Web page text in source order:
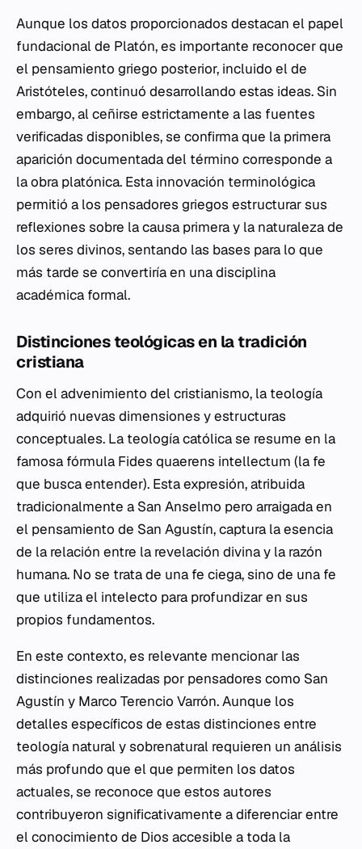
Aunque los datos proporcionados destacan el papel
fundacional de Platón, es importante reconocer que
el pensamiento griego posterior, incluido el de
Aristóteles, continuó desarrollando estas ideas. Sin
embargo, al ceñirse estrictamente a las fuentes
verificadas disponibles, se confirma que la primera
aparición documentada del término corresponde a
la obra platónica. Esta innovación terminológica
permitió a los pensadores griegos estructurar sus
reflexiones sobre la causa primera y la naturaleza de
los seres divinos, sentando las bases para lo que
más tarde se convertiría en una disciplina
académica formal.
Distinciones teológicas en la tradición
cristiana
Con el advenimiento del cristianismo, la teología
adquirió nuevas dimensiones y estructuras
conceptuales. La teología católica se resume en la
famosa fórmula Fides quaerens intellectum (la fe
que busca entender). Esta expresión, atribuida
tradicionalmente a San Anselmo pero arraigada en
el pensamiento de San Agustín, captura la esencia
de la relación entre la revelación divina y la razón
humana. No se trata de una fe ciega, sino de una fe
que utiliza el intelecto para profundizar en sus
propios fundamentos.
En este contexto, es relevante mencionar las
distinciones realizadas por pensadores como San
Agustín y Marco Terencio Varrón. Aunque los
detalles específicos de estas distinciones entre
teología natural y sobrenatural requieren un análisis
más profundo que el que permiten los datos
actuales, se reconoce que estos autores
contribuyeron significativamente a diferenciar entre
el conocimiento de Dios accesible a toda la